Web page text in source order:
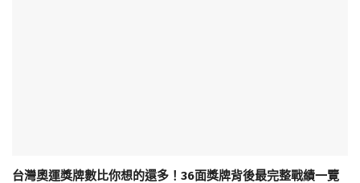
台灣奧運獎牌數比你想的還多！36面獎牌背後最完整戰績一覽